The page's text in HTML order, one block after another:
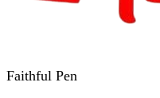
Faithful Pen